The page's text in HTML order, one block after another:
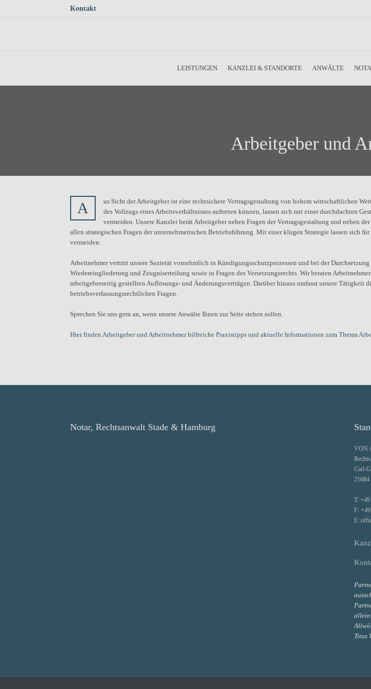
Kontakt
LEISTUNGEN KANZLEI & STANDORTE ANWÄLTE
Arbeitgeber und
A
us Sicht der Arbeitgeber ist eine rechtsichere Vertragsgestaltung von hohem wirtschaftlichen
des Vollzugs eines Arbeitsverhältnisses auftreten können, lassen sich mit einer durchdachten
vermeiden. Unsere Kanzlei berät Arbeitgeber neben Fragen der Vertragsgestaltung und neben
allen strategischen Fragen der unternehmerischen Betriebsführung. Mit einer klugen Strategie lassen sich
vermeiden.
Arbeitnehmer vertritt unsere Sozietät vornehmlich in Kündigungsschutzprozessen und bei der
Wiedereingliederung und Zeugniserteilung sowie in Fragen des Versetzungsrechts. Wir beraten
arbeitgeberseitig gestellten Auflösungs- und Änderungsverträgen. Darüber hinaus umfasst unsere Tätigkeit
betriebsverfassungsrechtlichen Fragen.
Sprechen Sie uns gern an, wenn unsere Anwälte Ihnen zur Seite stehen sollen.
Hier finden Arbeitgeber und Arbeitnehmer hilfreiche Praxistipps und aktuelle Informationen zum Thema
Notar, Rechtsanwalt Stade & Hamburg
VON
Carl-
21684
T: +49
F:
E:
Titus